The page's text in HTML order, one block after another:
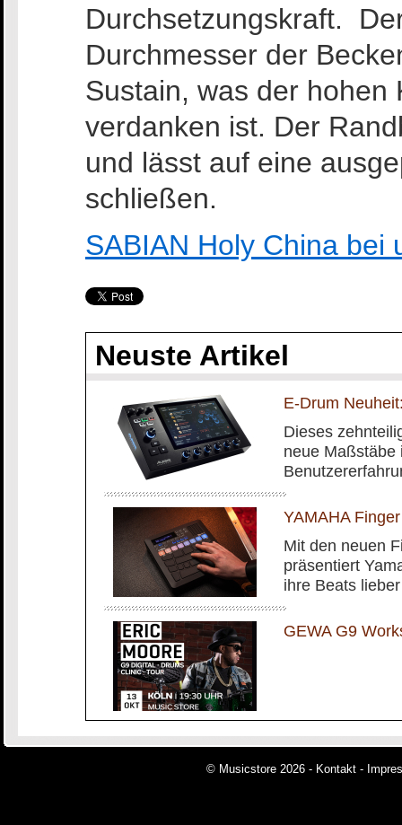
Durchsetzungskraft.
Durchmesser der
Sustain, was der hohen
verdanken ist. Der
und lässt auf eine
schließen.
SABIAN Holy China bei
Neuste Artikel
E-Drum
Dieses
neue Maßstäbe
YAMAHA
Mit den neuen
präsentiert
ihre Beats
GEWA G9
© Musicstore 2026 - Kontakt -